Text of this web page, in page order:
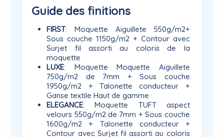
Guide des finitions
FIRST: Moquette Aiguillete 550g/m2+
Sous couche 1150g/m2 + Contour avec
Surjet fil assorti au coloris de la
moquette
LUXE: Moquette Moquette Aiguillete
750g/m2 de 7mm + Sous couche
1950g/m2 + Talonette conducteur +
Ganse textile Haut de gamme
ELEGANCE: Moquette TUFT aspect
velours 550g/m2 de 7mm + Sous couche
1600g/m2 + Talonette conducteur +
Contour avec Surjet fil assorti au coloris